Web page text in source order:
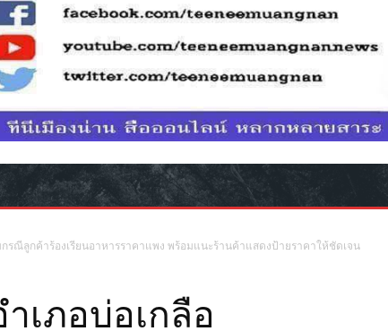
รณีลูกค้าร้องเรียนอาหารราคาแพง พร้อมแนะร้านค้าแสดงป้ายราคาให้ชัดเจน
เภอบ่อเกลือ